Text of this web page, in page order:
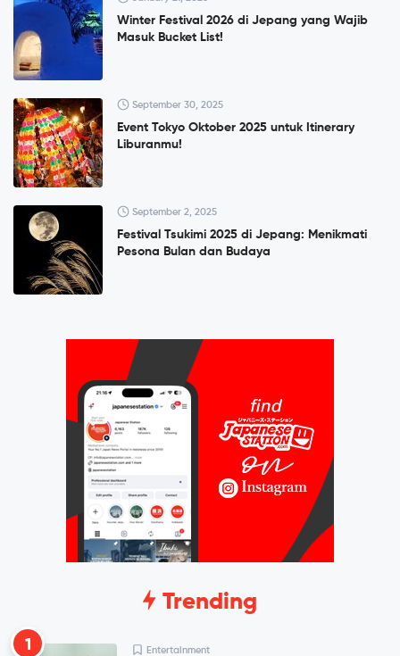
Winter Festival 2026 di Jepang yang Wajib
Masuk Bucket List!
September 30, 2025
Event Tokyo Oktober 2025 untuk Itinerary
Liburanmu!
September 2, 2025
Festival Tsukimi 2025 di Jepang: Menikmati
Pesona Bulan dan Budaya
Trending
1 Entertainment